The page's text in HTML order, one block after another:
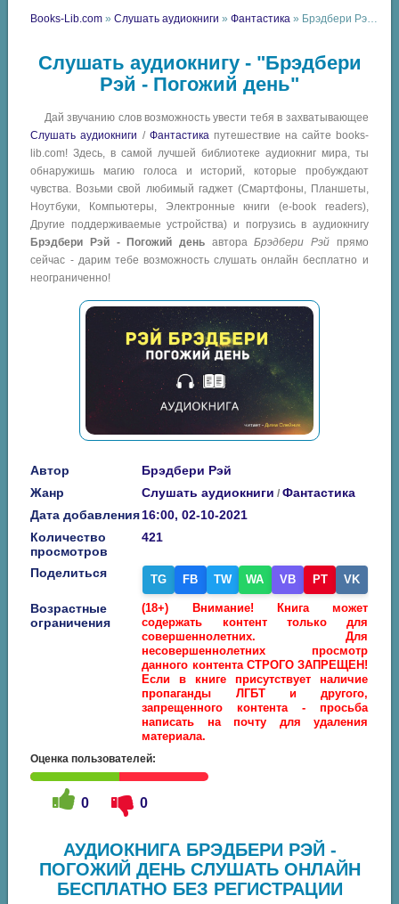
Books-Lib.com »Слушать аудиокниги »Фантастика » Брэдбери Рэй - Погожий день
Слушать аудиокнигу - "Брэдбери
Рэй - Погожий день"
Дай звучанию слов возможность увести тебя в захватывающее
Слушать аудиокниги / Фантастикапутешествие на сайте books-
lib.com! Здесь, в самой лучшей библиотеке аудиокниг мира, ты
обнаружишь магию голоса и историй, которые пробуждают
чувства. Возьми свой любимый гаджет (Смартфоны, Планшеты,
Ноутбуки, Компьютеры, Электронные книги (e-book readers),
Другие поддерживаемые устройства) и погрузись в аудиокнигу
Брэдбери Рэй - Погожий день автораБрэдбери Рэйпрямо
сейчас - дарим тебе возможность слушать онлайн бесплатно и
неограниченно!
Автор
Брэдбери Рэй
Жанр
Слушать аудиокниги /Фантастика
Дата добавления16:00, 02-10-2021
Количество
просмотров
421
Поделиться TG FB TW WA VB PT VK
Возрастные
ограничения
(18+) Внимание! Книга может
содержать контент только для
совершеннолетних. Для
несовершеннолетних просмотр
данного контента СТРОГО ЗАПРЕЩЕН!
Если в книге присутствует наличие
пропаганды ЛГБТ и другого,
запрещенного контента - просьба
написать на почту для удаления
материала.
Оценка пользователей:
0 0
АУДИОКНИГА БРЭДБЕРИ РЭЙ -
ПОГОЖИЙ ДЕНЬ СЛУШАТЬ ОНЛАЙН
БЕСПЛАТНО БЕЗ РЕГИСТРАЦИИ